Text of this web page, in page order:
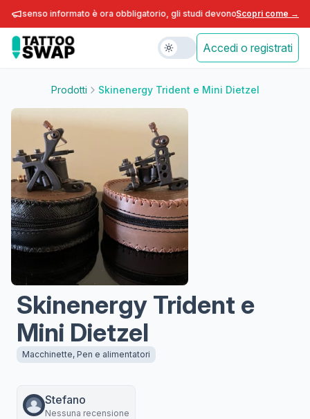
informato è ora obbligatorio, gli studi devono adeguarsi entro
Scopri come →
Accedi o registrati
Prodotti Skinenergy Trident e Mini Dietzel
Skinenergy Trident e
Mini Dietzel
Macchinette, Pen e alimentatori
Stefano
Nessuna recensione